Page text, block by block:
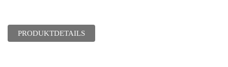
PRODUKTDETAILS